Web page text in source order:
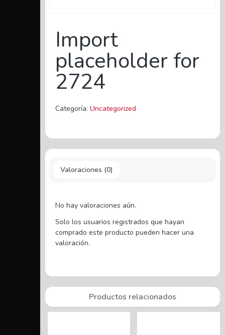
Import
placeholder for
2724
Categoría: Uncategorized
Valoraciones (0)
No hay valoraciones aún.
Solo los usuarios registrados que hayan
comprado este producto pueden hacer una
valoración.
Productos relacionados